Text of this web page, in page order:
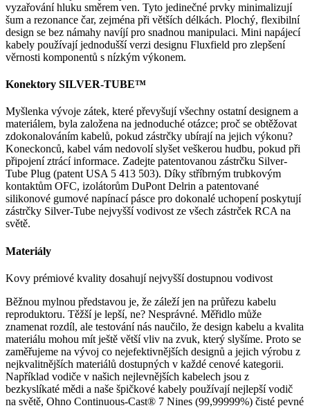
vyzařování hluku směrem ven. Tyto jedinečné prvky minimalizují
šum a rezonance čar, zejména při větších délkách. Plochý, flexibilní
design se bez námahy navíjí pro snadnou manipulaci. Mini napájecí
kabely používají jednodušší verzi designu Fluxfield pro zlepšení
věrnosti komponentů s nízkým výkonem.
Konektory SILVER-TUBE™
Myšlenka vývoje zátek, které převyšují všechny ostatní designem a
materiálem, byla založena na jednoduché otázce; proč se obtěžovat
zdokonalováním kabelů, pokud zástrčky ubírají na jejich výkonu?
Koneckonců, kabel vám nedovolí slyšet veškerou hudbu, pokud při
připojení ztrácí informace. Zadejte patentovanou zástrčku Silver-
Tube Plug (patent USA 5 413 503). Díky stříbrným trubkovým
kontaktům OFC, izolátorům DuPont Delrin a patentované
silikonové gumové napínací pásce pro dokonalé uchopení poskytují
zástrčky Silver-Tube nejvyšší vodivost ze všech zástrček RCA na
světě.
Materiály
Kovy prémiové kvality dosahují nejvyšší dostupnou vodivost
Běžnou mylnou představou je, že záleží jen na průřezu kabelu
reproduktoru. Těžší je lepší, ne? Nesprávné. Měřidlo může
znamenat rozdíl, ale testování nás naučilo, že design kabelu a kvalita
materiálu mohou mít ještě větší vliv na zvuk, který slyšíme. Proto se
zaměřujeme na vývoj co nejefektivnějších designů a jejich výrobu z
nejkvalitnějších materiálů dostupných v každé cenové kategorii.
Například vodiče v našich nejlevnějších kabelech jsou z
bezkyslíkaté mědi a naše špičkové kabely používají nejlepší vodič
na světě, Ohno Continuous-Cast® 7 Nines (99,99999%) čisté pevné